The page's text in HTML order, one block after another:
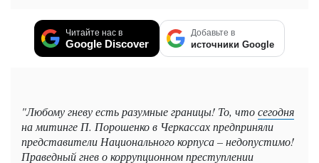
Читайте нас в
Google Discover
Добавьте в
источники Google
"Любому гневу есть разумные границы! То, чтосегодня
на митинге П. Порошенко в Черкассах предприняли
представители Национального корпуса – недопустимо!
Праведный гнев о коррупционном преступлении